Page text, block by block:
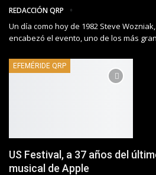
REDACCIÓN QRP
Un día como hoy de 1982 Steve
encabezó el evento, uno de los más
EFEMÉRIDE QRP
US Festival, a 37 años del
musical de Apple